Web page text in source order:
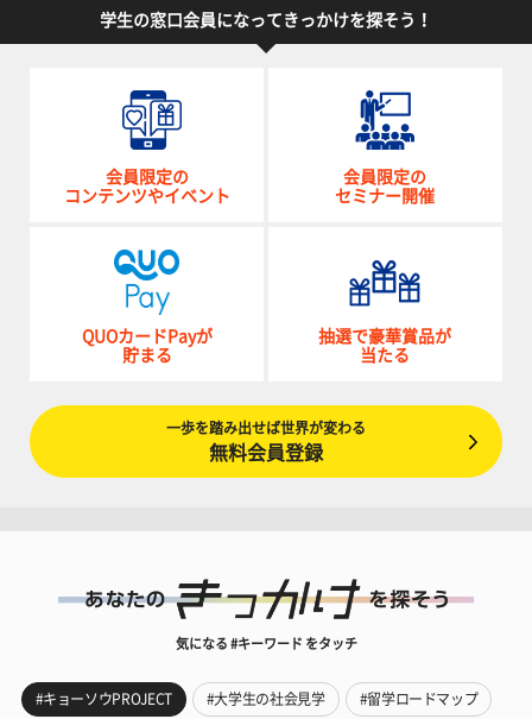
学生の窓口会員になってきっかけを探そう！
会員限定の
コンテンツやイベント
会員限定の
セミナー開催
QUOカードPayが
貯まる
抽選で豪華賞品が
当たる
一歩を踏み出せば世界が変わる
無料会員登録
気になる #キーワード をタッチ
#キョーソウPROJECT #大学生の社会見学 #留学ロードマップ